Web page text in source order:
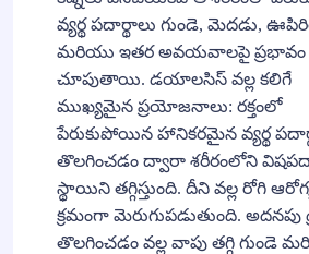
వ్యర్థ పదార్థాలు గుండె, మెదడు,
మరియు ఇతర అవయవాలపై ప్రభావం
చూపుతాయి. డయాలసిస్ వల్ల కలిగే
ముఖ్యమైన ప్రయోజనాలు: రక్తంలో
పేరుకుపోయిన హానికరమైన వ్యర్థ
తొలగించడం ద్వారా శరీరంలోని
స్థాయిని తగ్గిస్తుంది. దీని వల్ల రోగి
క్రమంగా మెరుగుపడుతుంది. అదనపు
తొలగించడం వల్ల వాపు తగ్గి గుండె